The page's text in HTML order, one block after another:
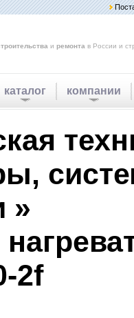
и ремонта в России и
каталог компании
»
2f